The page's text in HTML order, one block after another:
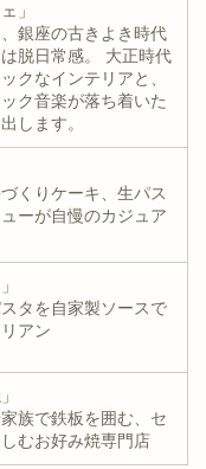
」
銀座の古きよき時代
脱日常感。 大正時代
クなインテリアと、
ク音楽が落ち着いた
します。
くりケーキ、生パス
ーが自慢のカジュア
タを自家製ソースで
アン
族で鉄板を囲む、セ
むお好み焼専門店